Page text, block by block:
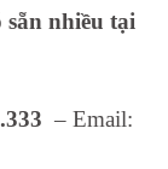
nhiều tại
– Email: